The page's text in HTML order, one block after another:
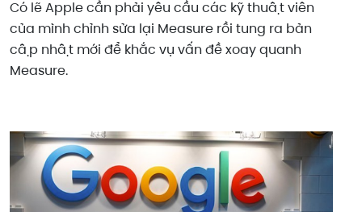
Có lẽ Apple cần phải yêu cầu các kỹ thuật viên
của mình chỉnh sửa lại Measure rồi tung ra bản
cập nhật mới để khắc vụ vấn đề xoay quanh
Measure.